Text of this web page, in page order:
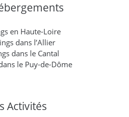
en Haute-Loire
dans l’Allier
dans le Cantal
le Puy-de-Dôme
Activités